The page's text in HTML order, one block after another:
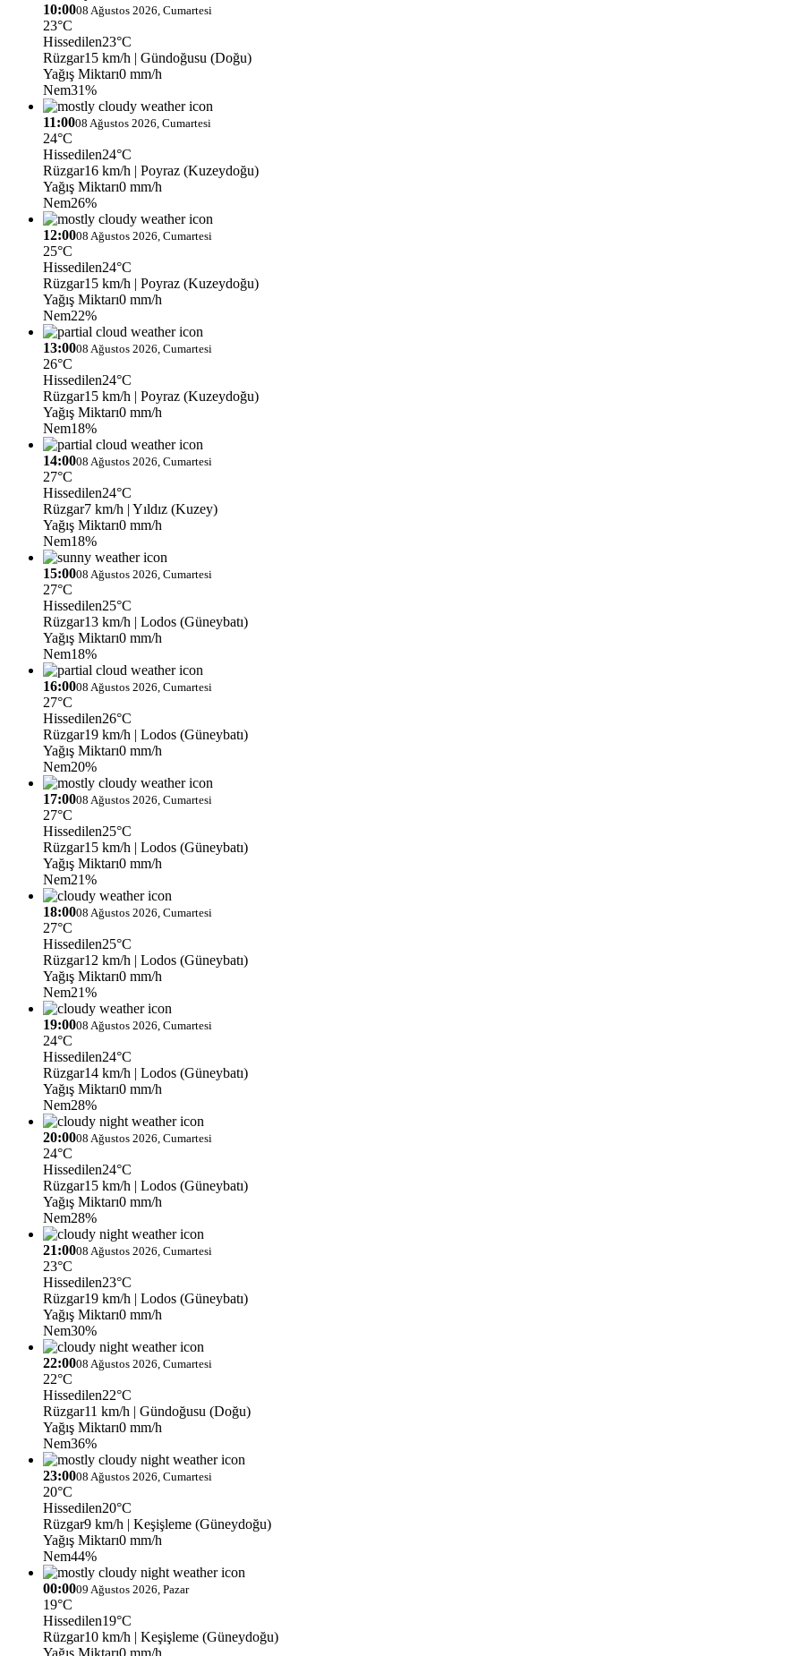
10:0008 Ağustos 2026, Cumartesi
23°C
Hissedilen23°C
Rüzgar15 km/h | Gündoğusu (Doğu)
Yağış Miktarı0 mm/h
Nem31%
11:0008 Ağustos 2026, Cumartesi
24°C
Hissedilen24°C
Rüzgar16 km/h | Poyraz (Kuzeydoğu)
Yağış Miktarı0 mm/h
Nem26%
12:0008 Ağustos 2026, Cumartesi
25°C
Hissedilen24°C
Rüzgar15 km/h | Poyraz (Kuzeydoğu)
Yağış Miktarı0 mm/h
Nem22%
13:0008 Ağustos 2026, Cumartesi
26°C
Hissedilen24°C
Rüzgar15 km/h | Poyraz (Kuzeydoğu)
Yağış Miktarı0 mm/h
Nem18%
14:0008 Ağustos 2026, Cumartesi
27°C
Hissedilen24°C
Rüzgar7 km/h | Yıldız (Kuzey)
Yağış Miktarı0 mm/h
Nem18%
15:0008 Ağustos 2026, Cumartesi
27°C
Hissedilen25°C
Rüzgar13 km/h | Lodos (Güneybatı)
Yağış Miktarı0 mm/h
Nem18%
16:0008 Ağustos 2026, Cumartesi
27°C
Hissedilen26°C
Rüzgar19 km/h | Lodos (Güneybatı)
Yağış Miktarı0 mm/h
Nem20%
17:0008 Ağustos 2026, Cumartesi
27°C
Hissedilen25°C
Rüzgar15 km/h | Lodos (Güneybatı)
Yağış Miktarı0 mm/h
Nem21%
18:0008 Ağustos 2026, Cumartesi
27°C
Hissedilen25°C
Rüzgar12 km/h | Lodos (Güneybatı)
Yağış Miktarı0 mm/h
Nem21%
19:0008 Ağustos 2026, Cumartesi
24°C
Hissedilen24°C
Rüzgar14 km/h | Lodos (Güneybatı)
Yağış Miktarı0 mm/h
Nem28%
20:0008 Ağustos 2026, Cumartesi
24°C
Hissedilen24°C
Rüzgar15 km/h | Lodos (Güneybatı)
Yağış Miktarı0 mm/h
Nem28%
21:0008 Ağustos 2026, Cumartesi
23°C
Hissedilen23°C
Rüzgar19 km/h | Lodos (Güneybatı)
Yağış Miktarı0 mm/h
Nem30%
22:0008 Ağustos 2026, Cumartesi
22°C
Hissedilen22°C
Rüzgar11 km/h | Gündoğusu (Doğu)
Yağış Miktarı0 mm/h
Nem36%
23:0008 Ağustos 2026, Cumartesi
20°C
Hissedilen20°C
Rüzgar9 km/h | Keşişleme (Güneydoğu)
Yağış Miktarı0 mm/h
Nem44%
00:0009 Ağustos 2026, Pazar
19°C
Hissedilen19°C
Rüzgar10 km/h | Keşişleme (Güneydoğu)
Yağış Miktarı0 mm/h